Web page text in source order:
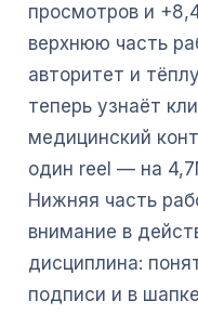
просмотров и
верхнюю часть
авторитет и
теперь узнаёт
медицинский
один reel — на
Нижняя часть
внимание в
дисциплина:
подписи и в